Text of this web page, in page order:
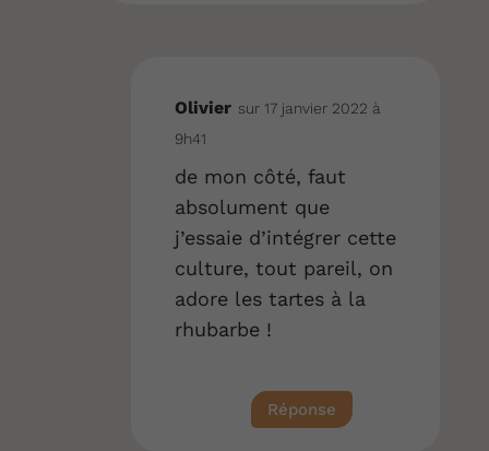
Olivier sur 17 janvier 2022 à
9h41
de mon côté, faut
absolument que
j’essaie d’intégrer cette
culture, tout pareil, on
adore les tartes à la
rhubarbe !
Réponse